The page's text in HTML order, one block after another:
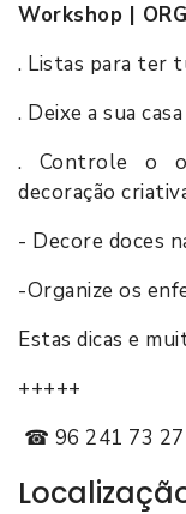
Workshop |
. Listas para ter
. Deixe a sua
. Controle o
decoração
- Decore doces
-Organize os
Estas dicas e
+++++
☎ 96 241 73